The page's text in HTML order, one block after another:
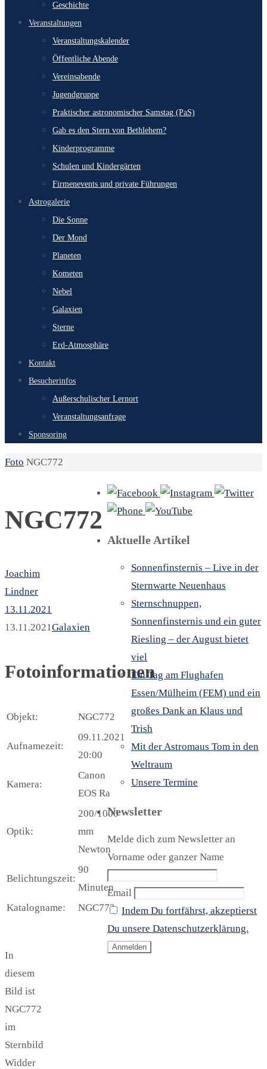
Geschichte
Veranstaltungen
Veranstaltungskalender
Öffentliche Abende
Vereinsabende
Jugendgruppe
Praktischer astronomischer Samstag (PaS)
Gab es den Stern von Bethlehem?
Kinderprogramme
Schulen und Kindergärten
Firmenevents und private Führungen
Astrogalerie
Die Sonne
Der Mond
Planeten
Kometen
Nebel
Galaxien
Sterne
Erd-Atmosphäre
Kontakt
Besucherinfos
Außerschulischer Lernort
Veranstaltungsanfrage
Sponsoring
Start
Foto NGC772
NGC772
Joachim
Lindner
13.11.2021
13.11.2021Galaxien
Fotoinformationen
Objekt: NGC772
Aufnamezeit:
09.11.2021
20:00
Kamera:
Canon
EOS Ra
Optik:
200/1000
mm
Newton
Belichtungszeit:
90
Minuten
Katalogname:
NGC772
In
diesem
Bild ist
NGC772
im
Sternbild
Widder
Aktuelle Artikel
Sonnenfinsternis – Live in der
Sternwarte Neuenhaus
Sternschnuppen,
Sonnenfinsternis und ein guter
Riesling – der August bietet
viel
Ein Tag am Flughafen
Essen/Mülheim (FEM) und ein
großes Dank an Klaus und
Trish
Mit der Astromaus Tom in den
Weltraum
Unsere Termine
Newsletter
Melde dich zum Newsletter an
Vorname oder ganzer Name
Email
Indem Du fortfährst, akzeptierst
Du unsere Datenschutzerklärung.